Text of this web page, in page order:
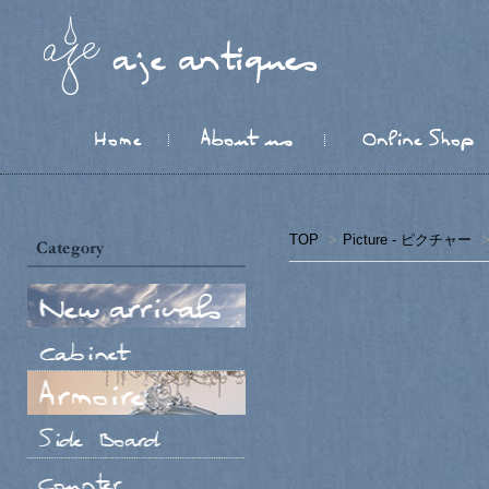
TOP > Picture - ピクチャー >